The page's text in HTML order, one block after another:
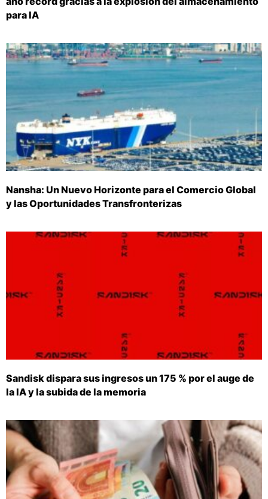
para IA
Nansha: Un Nuevo Horizonte para el Comercio Global
y las Oportunidades Transfronterizas
Sandisk dispara sus ingresos un 175 % por el auge de
la IA y la subida de la memoria